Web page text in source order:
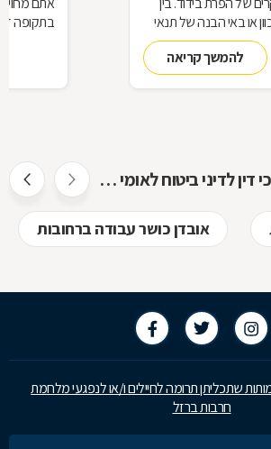
או באי הבנה של תנאי
ישנן השלכות אותן חשוב
להמשך קריאה
בתקופה
אנשים שחיפשו עורכי דין לדיני ביטוח לאומי חיפשו גם
אובדן כושר עבודה ברחובות
שתכליתן תרומה לחיילים ו/או לנפגעי מלחמת
חרבות ברזל